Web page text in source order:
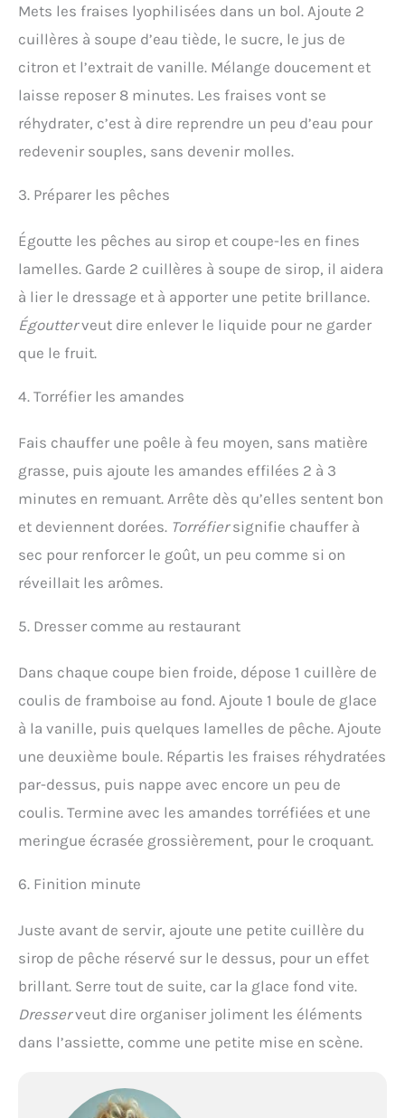
Mets les fraises lyophilisées dans un bol. Ajoute 2
cuillères à soupe d’eau tiède, le sucre, le jus de
citron et l’extrait de vanille. Mélange doucement et
laisse reposer 8 minutes. Les fraises vont se
réhydrater, c’est à dire reprendre un peu d’eau pour
redevenir souples, sans devenir molles.
3. Préparer les pêches
Égoutte les pêches au sirop et coupe-les en fines
lamelles. Garde 2 cuillères à soupe de sirop, il aidera
à lier le dressage et à apporter une petite brillance.
Égoutterveut dire enlever le liquide pour ne garder
que le fruit.
4. Torréfier les amandes
Fais chauffer une poêle à feu moyen, sans matière
grasse, puis ajoute les amandes effilées 2 à 3
minutes en remuant. Arrête dès qu’elles sentent bon
et deviennent dorées. Torréfiersignifie chauffer à
sec pour renforcer le goût, un peu comme si on
réveillait les arômes.
5. Dresser comme au restaurant
Dans chaque coupe bien froide, dépose 1 cuillère de
coulis de framboise au fond. Ajoute 1 boule de glace
à la vanille, puis quelques lamelles de pêche. Ajoute
une deuxième boule. Répartis les fraises réhydratées
par-dessus, puis nappe avec encore un peu de
coulis. Termine avec les amandes torréfiées et une
meringue écrasée grossièrement, pour le croquant.
6. Finition minute
Juste avant de servir, ajoute une petite cuillère du
sirop de pêche réservé sur le dessus, pour un effet
brillant. Serre tout de suite, car la glace fond vite.
Dresserveut dire organiser joliment les éléments
dans l’assiette, comme une petite mise en scène.